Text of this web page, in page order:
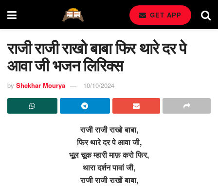
GET APP
राजी राजी राखो बाबा फिर थारे दर पे
आवा जी भजन लिरिक्स
by Shekhar Mourya 10/10/2024
राजी राजी राखो बाबा,
फिर थारे दर पे आवा जी,
भूल चूक म्हारी माफ़ करो फिर,
थारा दर्शन पावां जी,
राजी राजी राखों बाबा,